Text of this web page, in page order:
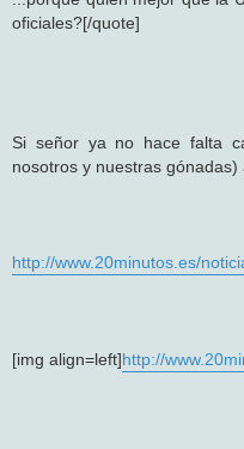
oficiales?[/quote]
Si señor ya no hace falta
nosotros y nuestras gónadas)
http://www.20minutos.es/
[img align=left]http://